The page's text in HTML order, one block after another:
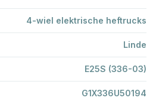
4-wiel elektrische heftrucks
Linde
E25S (336-03)
G1X336U50194